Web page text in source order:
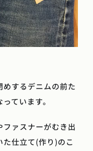
するデニムの前た
ています。
ァスナーがむき出
た仕立て(作り)のこ